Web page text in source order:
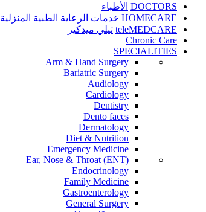
DOCTORS الأطباء
HOMECARE خدمات الرعاية الطبية المنزلية
teleMEDCARE تيلي ميدكير
Chronic Care
SPECIALITIES
Arm & Hand Surgery
Bariatric Surgery
Audiology
Cardiology
Dentistry
Dento faces
Dermatology
Diet & Nutrition
Emergency Medicine
Ear, Nose & Throat (ENT)
Endocrinology
Family Medicine
Gastroenterology
General Surgery